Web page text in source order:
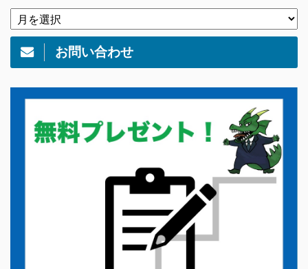
お問い合わせ